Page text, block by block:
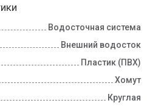
Водосточная система
Внешний водосток
Пластик (ПВХ)
Хомут
Круглая